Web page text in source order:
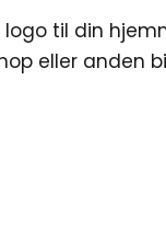
til din
eller anden